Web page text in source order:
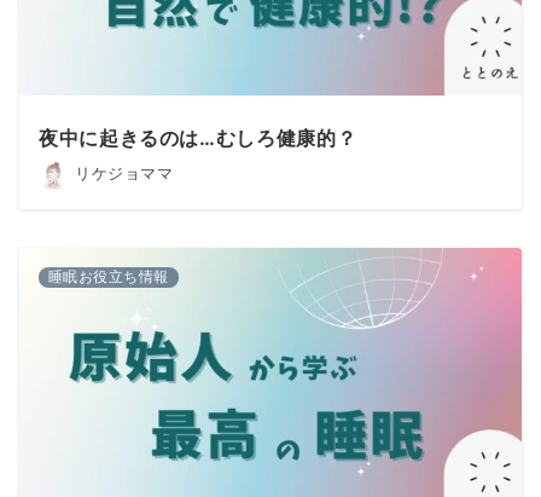
夜中に起きるのは…むしろ健康的？
リケジョママ
睡眠お役立ち情報